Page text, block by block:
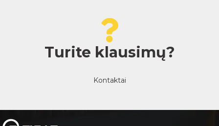
Turite klausimų?
Kontaktai